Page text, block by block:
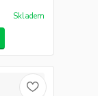
Skladem